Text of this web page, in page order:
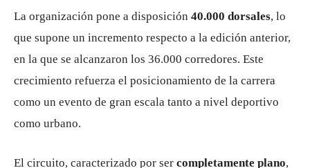
La organización pone a disposición 40.000 dorsales, lo
que supone un incremento respecto a la edición anterior,
en la que se alcanzaron los 36.000 corredores. Este
crecimiento refuerza el posicionamiento de la carrera
como un evento de gran escala tanto a nivel deportivo
como urbano.
El circuito, caracterizado por ser completamente plano,